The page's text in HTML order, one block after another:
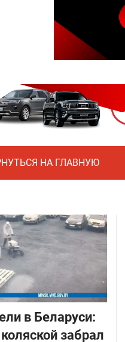
НА ГЛАВНУЮ
в Беларуси:
забрал